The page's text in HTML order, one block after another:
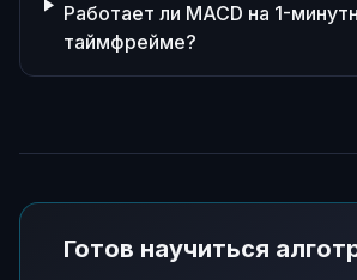
Работает ли MACD на 1-
таймфрейме?
Готов научиться